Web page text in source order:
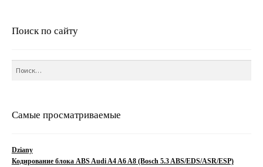
Поиск по сайту
Самые просматриваемые
Dziany
Кодирование блока ABS Audi A4 A6 A8 (Bosch 5.3 ABS/EDS/ASR/ESP)